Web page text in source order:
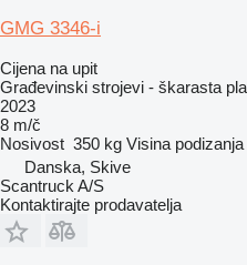
GMG 3346-i
Cijena na upit
Građevinski strojevi - škarasta
2023
8 m/č
Nosivost 350 kg Visina podizanja
Danska, Skive
Scantruck A/S
Kontaktirajte prodavatelja